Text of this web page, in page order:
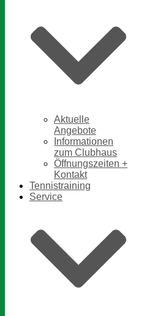
Aktuelle
Angebote
Informationen
zum Clubhaus
Öffnungszeiten +
Kontakt
Tennistraining
Service